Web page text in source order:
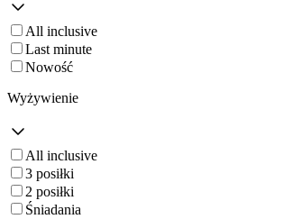
All inclusive
Last minute
Nowość
Wyżywienie
All inclusive
3 posiłki
2 posiłki
Śniadania